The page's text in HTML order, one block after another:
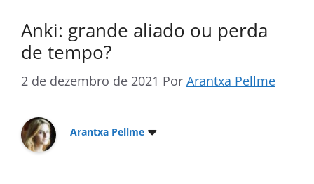
Anki: grande aliado ou perda
de tempo?
2 de dezembro de 2021 Por Arantxa Pellme
Arantxa Pellme